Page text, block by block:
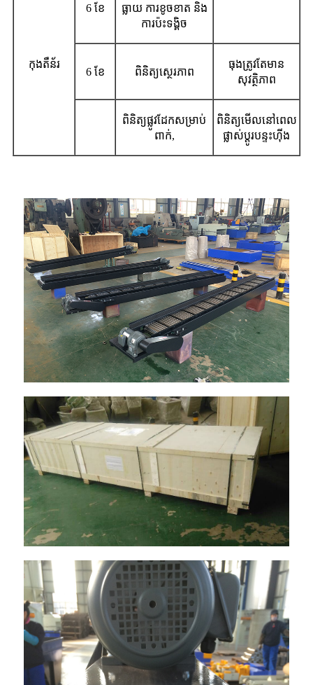
កុងតឺន័រ
6 ខែ
ធ្លាយ ការខូចខាត និង
ការប៉ះទង្គិច
6 ខែ ពិនិត្យស្ថេរភាព
ធុងត្រូវតែមាន
សុវត្ថិភាព
ពិនិត្យផ្លូវដែកសម្រាប់
ពាក់,
ពិនិត្យមើលនៅពេល
ផ្លាស់ប្តូរបន្ទះហ៊ីង